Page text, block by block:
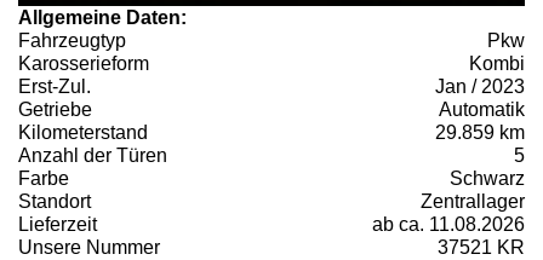
Allgemeine Daten:
Fahrzeugtyp
Pkw
Karosserieform
Kombi
Erst-Zul.
Jan / 2023
Getriebe
Automatik
Kilometerstand
29.859 km
Anzahl der Türen
5
Farbe
Schwarz
Standort
Zentrallager
Lieferzeit
ab ca. 11.08.2026
Unsere Nummer
37521 KR